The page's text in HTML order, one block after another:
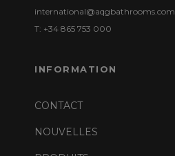
international@aqgbathrooms.com
T: +34 865 753 000
INFORMATION
CONTACT
NOUVELLES